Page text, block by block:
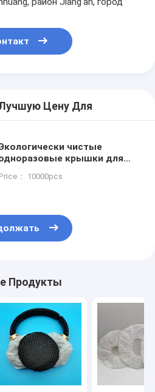
Цену Для
чистые
крышки для
： 10000pcs
Продукты